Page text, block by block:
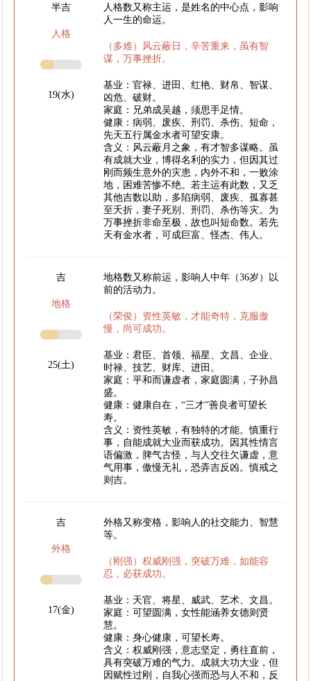
半吉
人格
19(水)
人格数又称主运，是姓名的中心点，影响
人一生的命运。
（多难）风云蔽日，辛苦重来，虽有智
谋，万事挫折。
基业：官禄、进田、红艳、财帛、智谋、
凶危、破财。
家庭：兄弟成吴越，须思手足情。
健康：病弱、废疾、刑罚、杀伤、短命，
先天五行属金水者可望安康。
含义：风云蔽月之象，有才智多谋略。虽
有成就大业，博得名利的实力，但因其过
刚而频生意外的灾患，内外不和，一败涂
地，困难苦惨不绝。若主运有此数，又乏
其他吉数以助，多陷病弱、废疾、孤寡甚
至夭折，妻子死别、刑罚、杀伤等灾。为
万事挫折非命至极，故也叫短命数。若先
天有金水者，可成巨富、怪杰、伟人。
吉
地格
25(土)
地格数又称前运，影响人中年（36岁）以
前的活动力。
（荣俊）资性英敏，才能奇特，克服傲
慢，尚可成功。
基业：君臣、首领、福星、文昌、企业、
时禄、技艺、财库、进田。
家庭：平和而谦虚者，家庭圆满，子孙昌
盛。
健康：健康自在，“三才”善良者可望长
寿。
含义：资性英敏，有独特的才能。慎重行
事，自能成就大业而获成功。因其性情言
语偏激，脾气古怪，与人交往欠谦虚，意
气用事，傲慢无礼，恐弄吉反凶。慎戒之
则吉。
吉
外格
17(金)
外格又称变格，影响人的社交能力、智慧
等。
（刚强）权威刚强，突破万难，如能容
忍，必获成功。
基业：天官、将星、威武、艺术、文昌。
家庭：可望圆满，女性能涵养女德则贤
慧。
健康：身心健康，可望长寿。
含义：权威刚强，意志坚定，勇往直前，
具有突破万难的气力。成就大功大业，但
因赋性过刚，自我心强而恐与人不和，反